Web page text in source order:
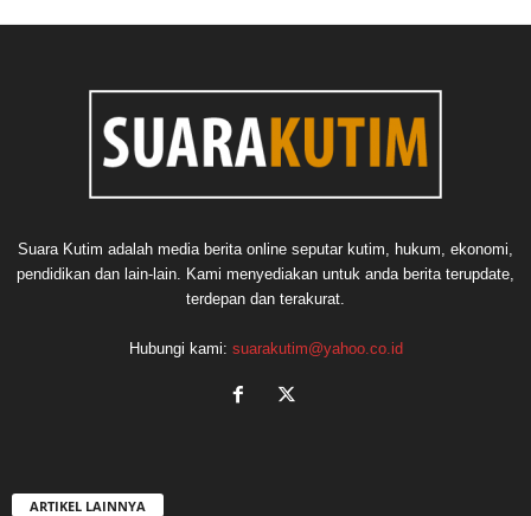
Suara Kutim adalah media berita online seputar kutim, hukum, ekonomi,
pendidikan dan lain-lain. Kami menyediakan untuk anda berita terupdate,
terdepan dan terakurat.
Hubungi kami: suarakutim@yahoo.co.id
ARTIKEL LAINNYA